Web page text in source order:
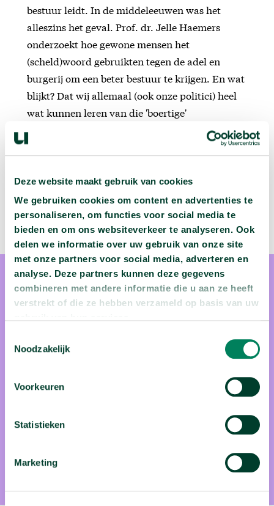
Deze website maakt gebruik van cookies
We gebruiken cookies om content en advertenties te
personaliseren, om functies voor social media te
bieden en om ons websiteverkeer te analyseren. Ook
delen we informatie over uw gebruik van onze site
met onze partners voor social media, adverteren en
analyse. Deze partners kunnen deze gegevens
combineren met andere informatie die u aan ze heeft
verstrekt of die ze hebben verzameld op basis van uw
Noodzakelijk
Voorkeuren
Statistieken
Marketing
bestuur leidt. In de middeleeuwen was het
alleszins het geval. Prof. dr. Jelle Haemers
onderzoekt hoe gewone mensen het
(scheld)woord gebruikten tegen de adel en
burgerij om een beter bestuur te krijgen. En wat
blijkt? Dat wij allemaal (ook onze politici) heel
wat kunnen leren van die 'boertige'
middeleeuwers. Het schelden gebeurde
namelijk op een heel doordachte manier!
prof. dr. Jelle Haemers
Prof. dr. Jelle Haemers wilde als jonge historicus de
mysterieuze middeleeuwen bestuderen. Maar niet via de
Haemers focust in zijn onderzoek op de verhalen van
tussen 1200 en 1500 in opstand kwamen tegen de overheid.